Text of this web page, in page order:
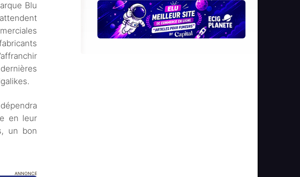
Blu
en leur
un bon
ANNONCE